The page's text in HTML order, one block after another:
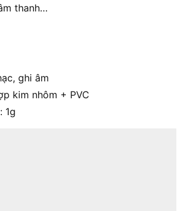
thanh…
ghi âm
kim nhôm + PVC
1g